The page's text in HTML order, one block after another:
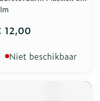
12,00
Niet beschikbaar